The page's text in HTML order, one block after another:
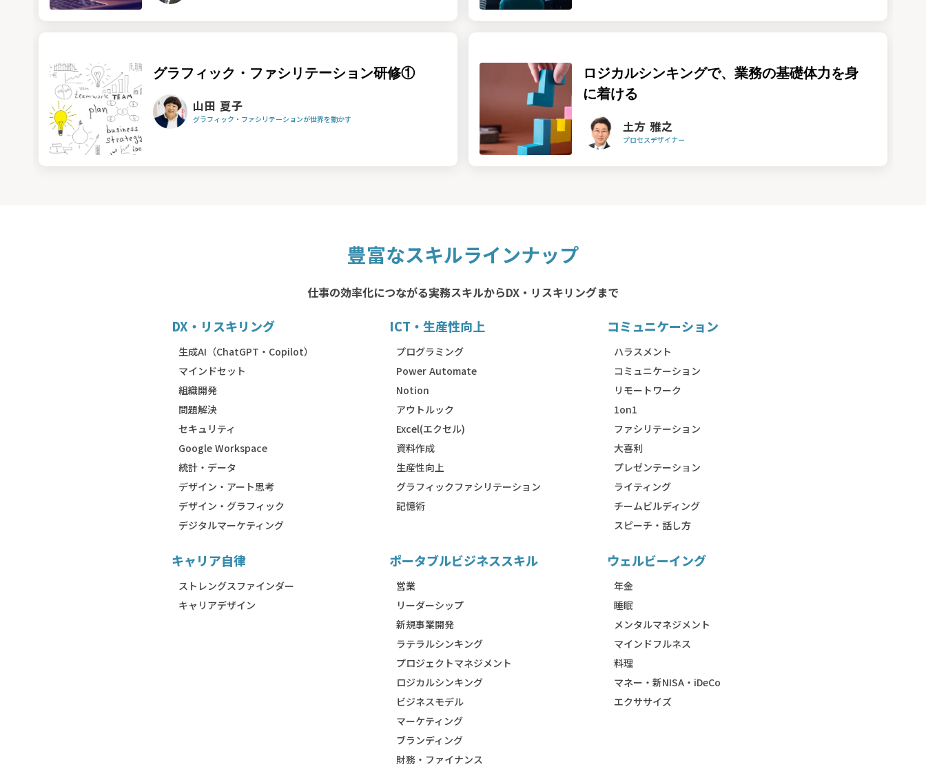
グラフィック・ファシリテーション研修①
山田 夏子
グラフィック・ファシリテーションが世界を動かす
ロジカルシンキングで、業務の基礎体力を身
に着ける
土方 雅之
プロセスデザイナー
豊富なスキルラインナップ
仕事の効率化につながる実務スキルからDX・リスキリングまで
DX・リスキリング
生成AI（ChatGPT・Copilot）
マインドセット
組織開発
問題解決
セキュリティ
Google Workspace
統計・データ
デザイン・アート思考
デザイン・グラフィック
デジタルマーケティング
ICT・生産性向上
プログラミング
Power Automate
Notion
アウトルック
Excel(エクセル)
資料作成
生産性向上
グラフィックファシリテーション
記憶術
コミュニケーション
ハラスメント
コミュニケーション
リモートワーク
1on1
ファシリテーション
大喜利
プレゼンテーション
ライティング
チームビルディング
スピーチ・話し方
キャリア自律
ストレングスファインダー
キャリアデザイン
ポータブルビジネススキル
営業
リーダーシップ
新規事業開発
ラテラルシンキング
プロジェクトマネジメント
ロジカルシンキング
ビジネスモデル
マーケティング
ブランディング
財務・ファイナンス
ウェルビーイング
年金
睡眠
メンタルマネジメント
マインドフルネス
料理
マネー・新NISA・iDeCo
エクササイズ